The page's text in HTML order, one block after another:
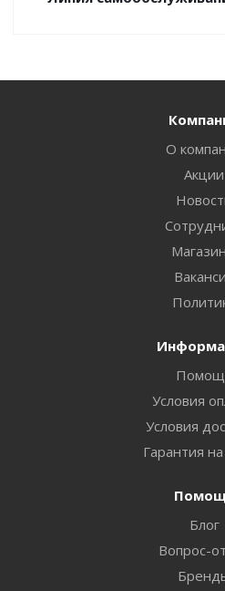
О
Акции
Условия
Условия
Гарантия
Блог
Вопрос-